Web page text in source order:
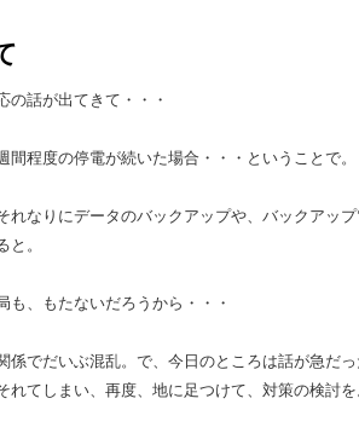
の話が出てきて・・・
間程度の停電が続いた場合・・・ということで。
れなりにデータのバックアップや、バックアッ
と。
も、もたないだろうから・・・
係でだいぶ混乱。で、今日のところは話が急だ
れてしまい、再度、地に足つけて、対策の検討